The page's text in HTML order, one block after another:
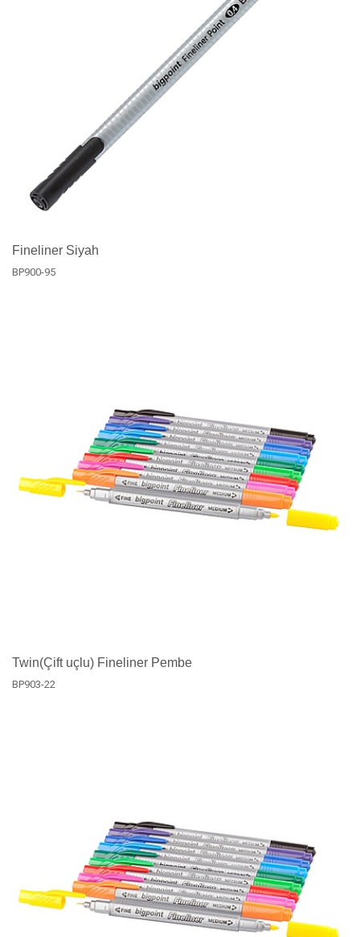
Fineliner Siyah
BP900-95
Twin(Çift uçlu) Fineliner Pembe
BP903-22